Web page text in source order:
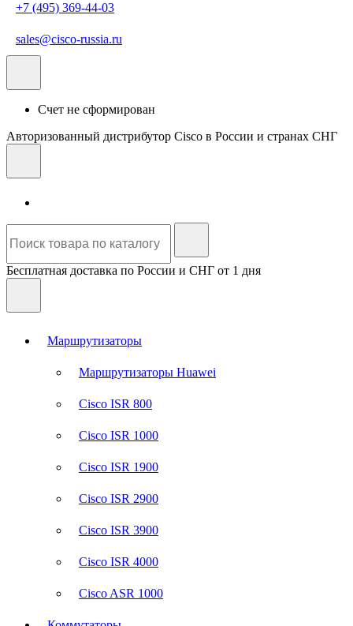
+7 (495) 369-44-03
sales@cisco-russia.ru
Счет не сформирован
Авторизованный дистрибутор Cisco в России и странах СНГ
Бесплатная доставка по России и СНГ от 1 дня
Маршрутизаторы
Маршрутизаторы Huawei
Cisco ISR 800
Cisco ISR 1000
Cisco ISR 1900
Cisco ISR 2900
Cisco ISR 3900
Cisco ISR 4000
Cisco ASR 1000